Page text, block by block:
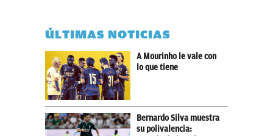
ÚLTIMAS NOTICIAS
A Mourinho le vale con
lo que tiene
Bernardo Silva muestra
su polivalencia: